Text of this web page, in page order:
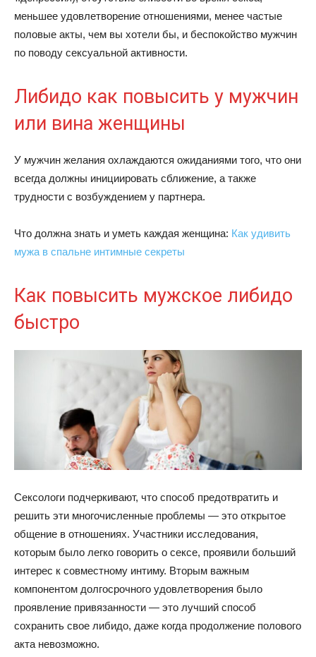
меньшее удовлетворение отношениями, менее частые
половые акты, чем вы хотели бы, и беспокойство мужчин
по поводу сексуальной активности.
Либидо как повысить у мужчин
или вина женщины
У мужчин желания охлаждаются ожиданиями того, что они
всегда должны инициировать сближение, а также
трудности с возбуждением у партнера.
Что должна знать и уметь каждая женщина: Как удивить
мужа в спальне интимные секреты
Как повысить мужское либидо
быстро
Сексологи подчеркивают, что способ предотвратить и
решить эти многочисленные проблемы — это открытое
общение в отношениях. Участники исследования,
которым было легко говорить о сексе, проявили больший
интерес к совместному интиму. Вторым важным
компонентом долгосрочного удовлетворения было
проявление привязанности — это лучший способ
сохранить свое либидо, даже когда продолжение полового
акта невозможно.